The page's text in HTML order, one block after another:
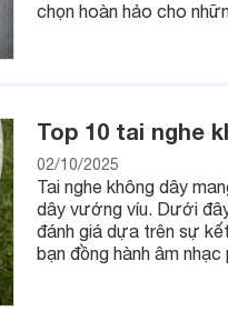
chọn hoàn hảo cho
Top 10 tai nghe
02/10/2025
Tai nghe không dây
dây vướng víu. Dưới
đánh giá dựa trên sự
bạn đồng hành âm